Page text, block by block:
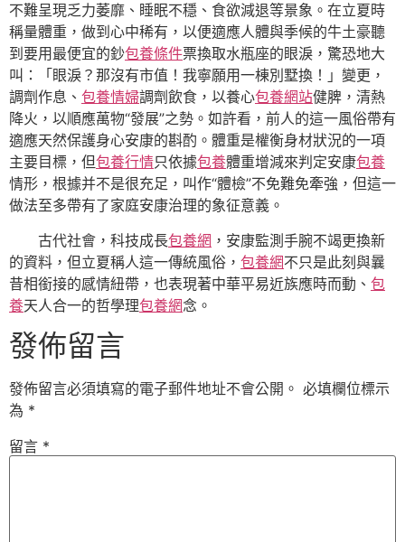
不難呈現乏力萎靡、睡眠不穩、食欲減退等景象。在立夏時
稱量體重，做到心中稀有，以便適應人體與季候的牛土豪聽
到要用最便宜的鈔包養條件票換取水瓶座的眼淚，驚恐地大
叫：「眼淚？那沒有市值！我寧願用一棟別墅換！」變更，
調劑作息、 包養情婦調劑飲食，以養心包養網站健脾，清熱
降火，以順應萬物“發展”之勢。如許看，前人的這一風俗帶有
適應天然保護身心安康的斟酌。體重是權衡身材狀況的一項
主要目標，但包養行情只依據包養體重增減來判定安康包養
情形，根據并不是很充足，叫作“體檢”不免難免牽強，但這一
做法至多帶有了家庭安康治理的象征意義。
古代社會，科技成長包養網 ，安康監測手腕不竭更換新
的資料，但立夏稱人這一傳統風俗， 包養網不只是此刻與曩
昔相銜接的感情紐帶，也表現著中華平易近族應時而動、 包
養天人合一的哲學理包養網念。
發佈留言
發佈留言必須填寫的電子郵件地址不會公開。 必填欄位標示
為 *
留言 *